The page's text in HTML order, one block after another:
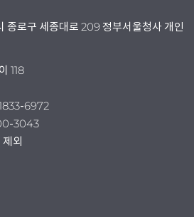
종로구 세종대로 209 정부서울청사 개인
118
6972
3043
외